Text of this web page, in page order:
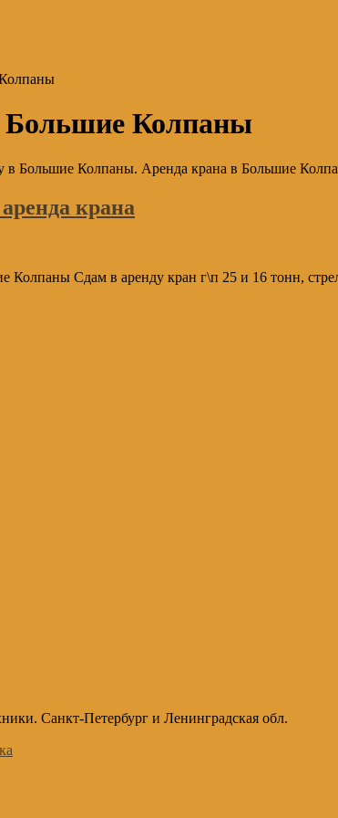
Большие Колпаны
в Большие Колпаны. Аренда крана в Большие
крана
Колпаны Сдам в аренду кран г\п 25 и 16 тонн,
Санкт-Петербург и Ленинградская обл.